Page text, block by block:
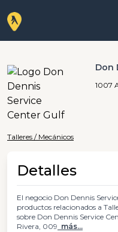
Don
1007
Talleres / Mecánicos
Detalles
El negocio Don Dennis
productos relacionados a
sobre Don Dennis Service
Rivera, 009 más...